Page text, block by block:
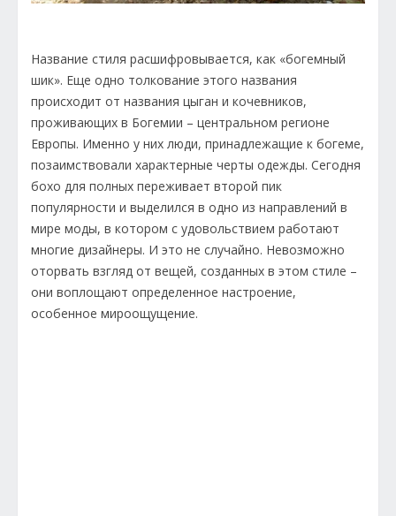
Название стиля расшифровывается, как «богемный
шик». Еще одно толкование этого названия
происходит от названия цыган и кочевников,
проживающих в Богемии – центральном регионе
Европы. Именно у них люди, принадлежащие к богеме,
позаимствовали характерные черты одежды. Сегодня
бохо для полных переживает второй пик
популярности и выделился в одно из направлений в
мире моды, в котором с удовольствием работают
многие дизайнеры. И это не случайно. Невозможно
оторвать взгляд от вещей, созданных в этом стиле –
они воплощают определенное настроение,
особенное мироощущение.